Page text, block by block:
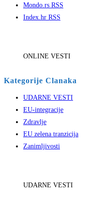
Mondo.rs RSS
Index.hr RSS
ONLINE VESTI
Kategorije Clanaka
UDARNE VESTI
EU-integracije
Zdravlje
EU zelena tranzicija
Zanimljivosti
UDARNE VESTI